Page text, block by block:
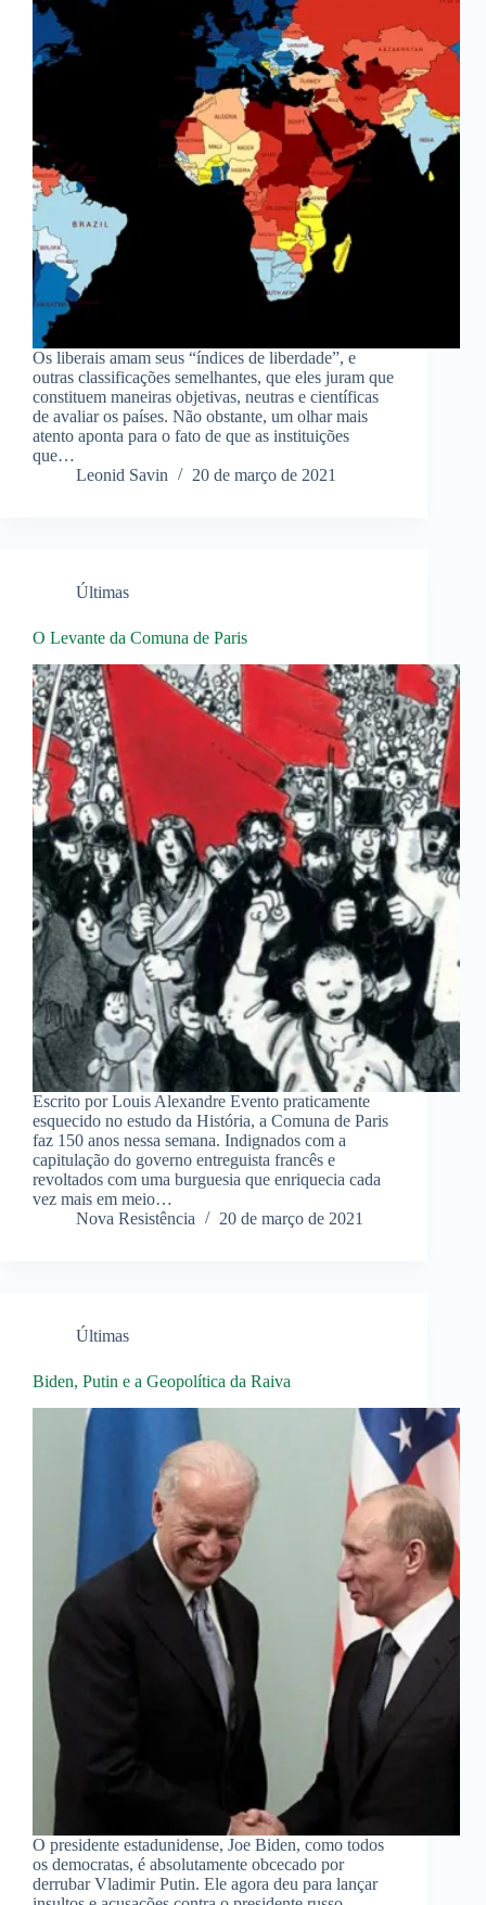
Os liberais amam seus “índices de liberdade”, e
outras classificações semelhantes, que eles juram que
constituem maneiras objetivas, neutras e científicas
de avaliar os países. Não obstante, um olhar mais
atento aponta para o fato de que as instituições
que…
Leonid Savin
20 de março de 2021
Últimas
O Levante da Comuna de Paris
Escrito por Louis Alexandre Evento praticamente
esquecido no estudo da História, a Comuna de Paris
faz 150 anos nessa semana. Indignados com a
capitulação do governo entreguista francês e
revoltados com uma burguesia que enriquecia cada
vez mais em meio…
Nova Resistência
20 de março de 2021
Últimas
Biden, Putin e a Geopolítica da Raiva
O presidente estadunidense, Joe Biden, como todos
os democratas, é absolutamente obcecado por
derrubar Vladimir Putin. Ele agora deu para lançar